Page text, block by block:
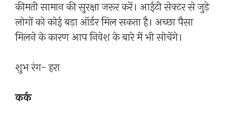
कीमती सामान की सुरक्षा जरूर करें। आईटी सेक्टर से जुड़े
लोगों को कोई बड़ा ऑर्डर मिल सकता है। अच्छा पैसा
मिलने के कारण आप निवेश के बारे में भी सोचेंगे।
शुभ रंग- हरा
कर्क